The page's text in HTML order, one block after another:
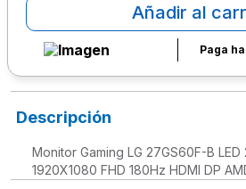
Añadir al
Paga
Descripción
Monitor Gaming LG 27GS60F-B
1920X1080 FHD 180Hz HDMI DP